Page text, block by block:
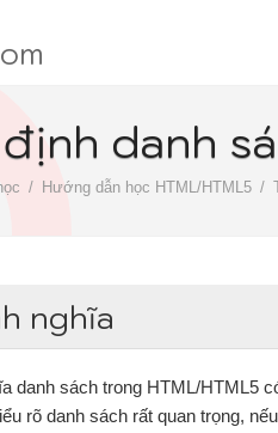
danh
Hướng dẫn học HTML/HTML5
nghĩa
danh sách trong HTML/HTML5
rõ danh sách rất quan trọng,